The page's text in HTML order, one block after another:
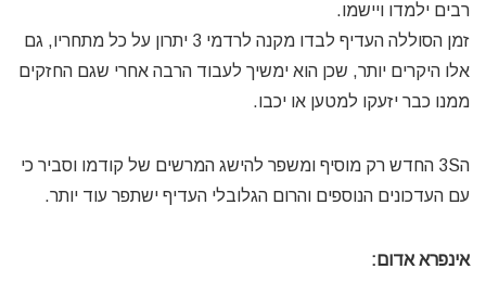
רבים ילמדו ויישמו.
זמן הסוללה העדיף לבדו מקנה לרדמי 3 יתרון על כל מתחריו, גם
אלו היקרים יותר, שכן הוא ימשיך לעבוד הרבה אחרי שגם החזקים
ממנו כבר יזעקו למטען או יכבו.
ה3S החדש רק מוסיף ומשפר להישג המרשים של קודמו וסביר כי
עם העדכונים הנוספים והרום הגלובלי העדיף ישתפר עוד יותר.
אינפרא אדום: